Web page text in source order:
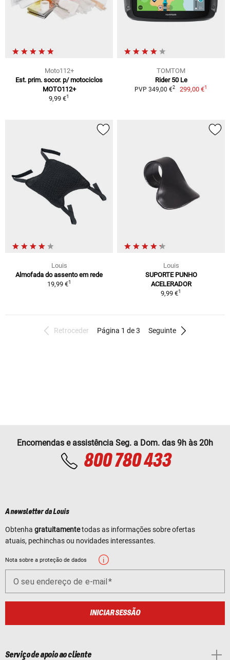
Moto112+
Est. prim. socor. p/ motociclos
MOTO112+
9,99 €1
TOMTOM
Rider 50 Le
PVP 349,00 €2 299,00 €1
Louis
Almofada do assento em rede
19,99 €1
Louis
SUPORTE PUNHO
ACELERADOR
9,99 €1
Retroceder Página 1 de 3 Seguinte
Encomendas e assistência Seg. a Dom. das 9h às 20h
800 780 433
A newsletter da Louis
Obtenha gratuitamentetodas as informações sobre ofertas
atuais, pechinchas ou novidades interessantes.
Nota sobre a proteção de dados
O seu endereço de e-mail
INICIAR SESSÃO
Serviço de apoio ao cliente